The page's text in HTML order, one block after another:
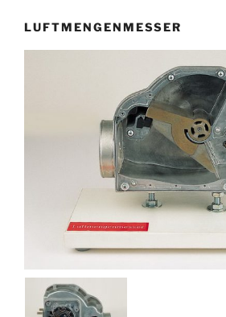
LUFTMENGENMESSER